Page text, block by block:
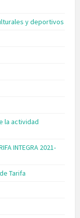
y deportivos
la actividad
INTEGRA 2021-
Tarifa